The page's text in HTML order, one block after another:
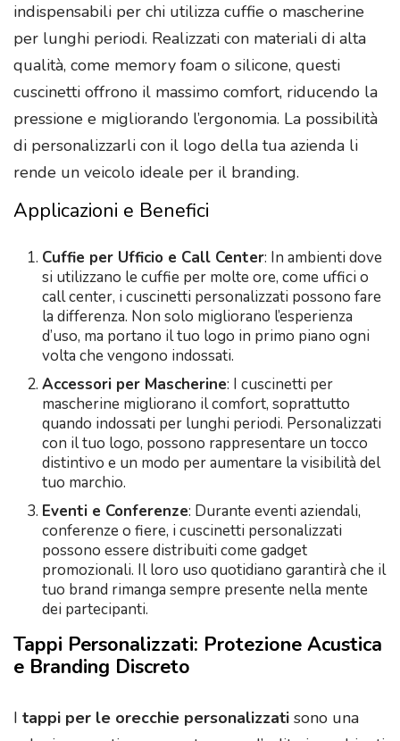
indispensabili per chi utilizza cuffie o mascherine
per lunghi periodi. Realizzati con materiali di alta
qualità, come memory foam o silicone, questi
cuscinetti offrono il massimo comfort, riducendo la
pressione e migliorando l’ergonomia. La possibilità
di personalizzarli con il logo della tua azienda li
rende un veicolo ideale per il branding.
Applicazioni e Benefici
Cuffie per Ufficio e Call Center: In ambienti dove
si utilizzano le cuffie per molte ore, come uffici o
call center, i cuscinetti personalizzati possono fare
la differenza. Non solo migliorano l’esperienza
d’uso, ma portano il tuo logo in primo piano ogni
volta che vengono indossati.
Accessori per Mascherine: I cuscinetti per
mascherine migliorano il comfort, soprattutto
quando indossati per lunghi periodi. Personalizzati
con il tuo logo, possono rappresentare un tocco
distintivo e un modo per aumentare la visibilità del
tuo marchio.
Eventi e Conferenze: Durante eventi aziendali,
conferenze o fiere, i cuscinetti personalizzati
possono essere distribuiti come gadget
promozionali. Il loro uso quotidiano garantirà che il
tuo brand rimanga sempre presente nella mente
dei partecipanti.
Tappi Personalizzati: Protezione Acustica
e Branding Discreto
I tappi per le orecchie personalizzati sono una